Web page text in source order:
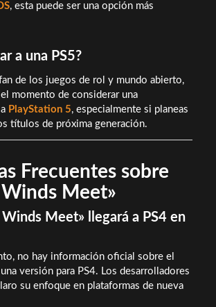
, esta puede ser una opción más
a una PS5?
de los juegos de rol y mundo abierto,
momento de considerar una
PlayStation 5, especialmente si planeas
títulos de próxima generación.
Frecuentes sobre
Meet»
Meet» llegará a PS4 en
no hay información oficial sobre el
versión para PS4. Los desarrolladores
su enfoque en plataformas de nueva